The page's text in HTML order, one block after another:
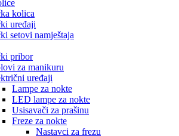
kolica
uređaji
setovi namještaja
pribor
za manikuru
uređaji
Lampe za nokte
LED lampe za nokte
Usisavači za prašinu
Freze za nokte
Nastavci za frezu